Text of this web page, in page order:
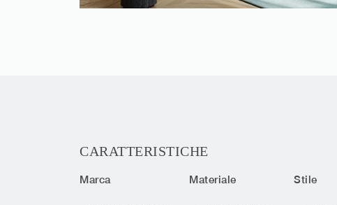
CARATTERISTICHE
Marca Materiale Stile